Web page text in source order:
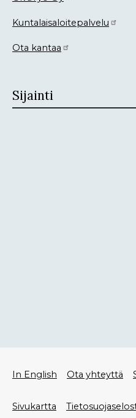
Kuntalaisaloitepalvelu
Ota kantaa
Sijainti
Alatunniste
valikko
In English Ota yhteyttä
Sivukartta